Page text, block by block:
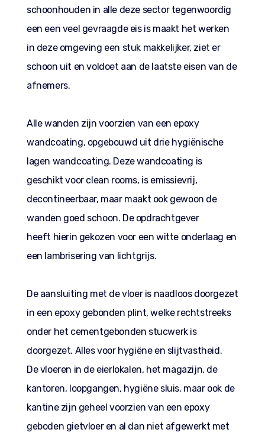
schoonhouden in alle deze sector tegenwoordig
een een veel gevraagde eis is maakt het werken
in deze omgeving een stuk makkelijker, ziet er
schoon uit en voldoet aan de laatste eisen van de
afnemers.
Alle wanden zijn voorzien van een epoxy
wandcoating, opgebouwd uit drie hygiënische
lagen wandcoating. Deze wandcoating is
geschikt voor clean rooms, is emissievrij,
decontineerbaar, maar maakt ook gewoon de
wanden goed schoon. De opdrachtgever
heeft hierin gekozen voor een witte onderlaag en
een lambrisering van lichtgrijs.
De aansluiting met de vloer is naadloos doorgezet
in een epoxy gebonden plint, welke rechtstreeks
onder het cementgebonden stucwerk is
doorgezet. Alles voor hygiëne en slijtvastheid.
De vloeren in de eierlokalen, het magazijn, de
kantoren, loopgangen, hygiëne sluis, maar ook de
kantine zijn geheel voorzien van een epoxy
geboden gietvloer en al dan niet afgewerkt met